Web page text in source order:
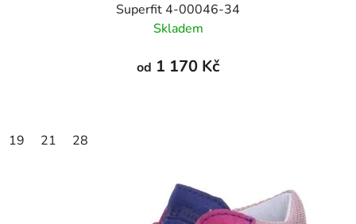
Superfit 4-00046-34
Skladem
od 1 170 Kč
19 21 28